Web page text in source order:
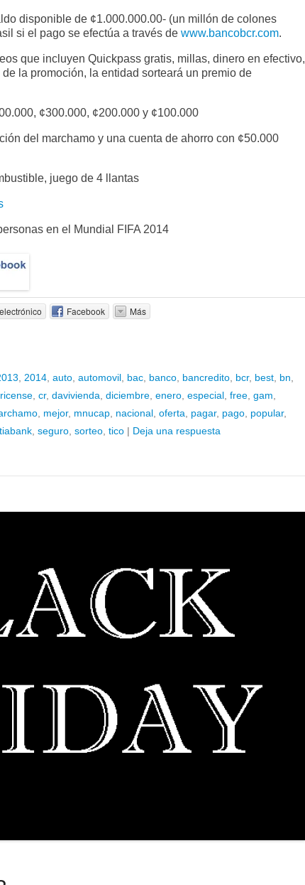
disponible de ¢1.000.000.00- (un millón de colones
si el pago se efectúa a través de www.bancobcr.com.
que incluyen Quickpass gratis, millas, dinero en efectivo,
la promoción, la entidad sorteará un premio de
¢300.000, ¢200.000 y ¢100.000
del marchamo y una cuenta de ahorro con ¢50.000
juego de 4 llantas
en el Mundial FIFA 2014
Facebook Más
2014 auto automovil bac banco bancredito bcr, best bn
cr, davivienda diciembre enero especial free gam
mejor, mnucap nacional oferta pagar, pago popular,
seguro sorteo tico | Deja una respuesta